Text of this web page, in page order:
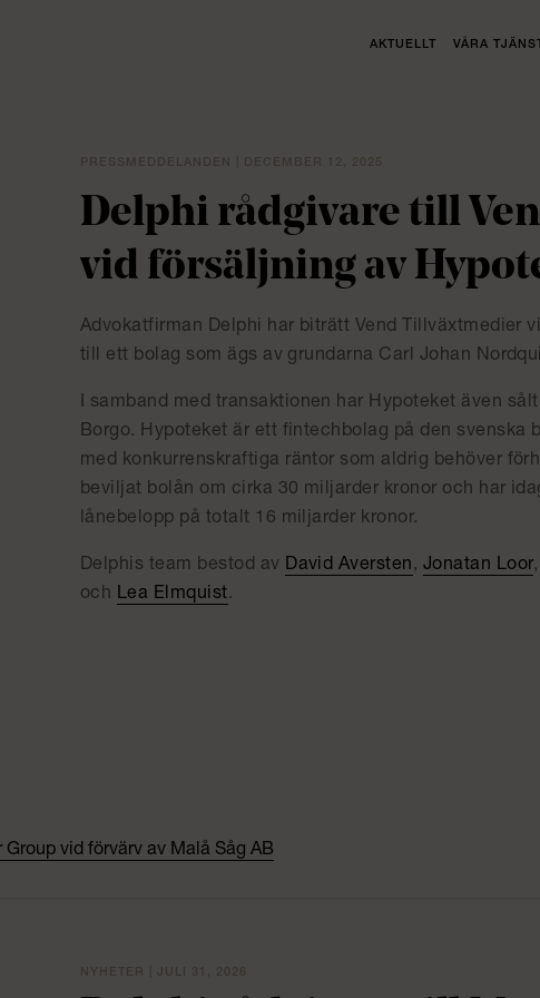
AKTUELLT VÅRA
Delphi rådgivare till
vid försäljning av
Advokatfirman Delphi har biträtt Vend Tillväxtmedier
till ett bolag som ägs av grundarna Carl Johan
I samband med transaktionen har Hypoteket även
Borgo. Hypoteket är ett fintechbolag på den svenska
med konkurrenskraftiga räntor som aldrig behöver
beviljat bolån om cirka 30 miljarder kronor och har
lånebelopp på totalt 16 miljarder kronor.
Delphis team bestod av David Aversten, Jonatan Loor
och Lea Elmquist.
vid förvärv av Malå Såg AB